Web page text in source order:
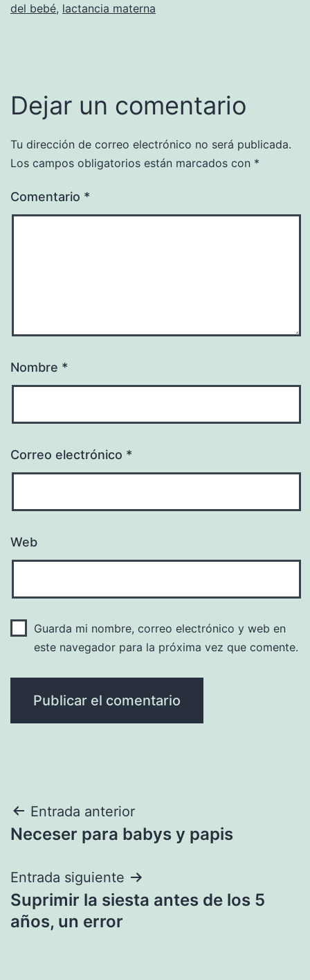
del bebé, lactancia materna
Dejar un comentario
Tu dirección de correo electrónico no será publicada.
Los campos obligatorios están marcados con *
Comentario *
Nombre *
Correo electrónico *
Web
Guarda mi nombre, correo electrónico y web en
este navegador para la próxima vez que comente.
Navegación
de
entradas
Entrada anterior
Neceser para babys y papis
Entrada siguiente
Suprimir la siesta antes de los 5
años, un error